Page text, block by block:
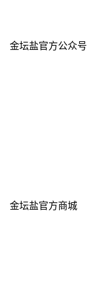
金坛盐官方公众号
金坛盐官方商城